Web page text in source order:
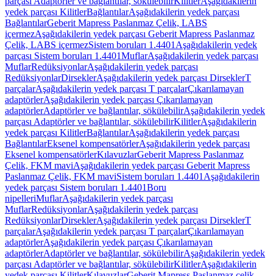
yedek parçası KilitlerBağlantılarAşağıdakilerin yedek parçası
BağlantılarGeberit Mapress Paslanmaz Çelik, LABS
içermezAşağıdakilerin yedek parçası Geberit Mapress Paslanmaz
Çelik, LABS içermezSistem boruları 1.4401 Aşağıdakilerin yedek
parçası Sistem boruları 1.4401MuflarAşağıdakilerin yedek parçası
MuflarRedüksiyonlarAşağıdakilerin yedek parçası
RedüksiyonlarDirseklerAşağıdakilerin yedek parçası DirseklerT
parçalarAşağıdakilerin yedek parçası T parçalarÇıkarılamayan
adaptörlerAşağıdakilerin yedek parçası Çıkarılamayan
adaptörlerAdaptörler ve bağlantılar, sökülebilirAşağıdakilerin yedek
parçası Adaptörler ve bağlantılar, sökülebilirKilitlerAşağıdakilerin
yedek parçası KilitlerBağlantılarAşağıdakilerin yedek parçası
BağlantılarEksenel kompensatörlerAşağıdakilerin yedek parçası
Eksenel kompensatörlerKılavuzlarGeberit Mapress Paslanmaz
Çelik, FKM maviAşağıdakilerin yedek parçası Geberit Mapress
Paslanmaz Çelik, FKM maviSistem boruları 1.4401 Aşağıdakilerin
yedek parçası Sistem boruları 1.4401Boru
nipelleriMuflarAşağıdakilerin yedek parçası
MuflarRedüksiyonlarAşağıdakilerin yedek parçası
RedüksiyonlarDirseklerAşağıdakilerin yedek parçası DirseklerT
parçalarAşağıdakilerin yedek parçası T parçalarÇıkarılamayan
adaptörlerAşağıdakilerin yedek parçası Çıkarılamayan
adaptörlerAdaptörler ve bağlantılar, sökülebilirAşağıdakilerin yedek
parçası Adaptörler ve bağlantılar, sökülebilirKilitlerAşağıdakilerin